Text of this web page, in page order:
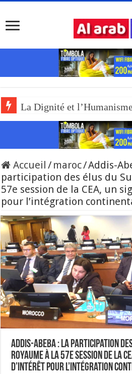
La Dignité et
Accueil / maroc/Addis-
participation des élus du
57e session de la CEA, un
pour l’intégration
Addis-Abeba : La participation
Royaume à la 57e session de la
d’intérêt pour l’intégration